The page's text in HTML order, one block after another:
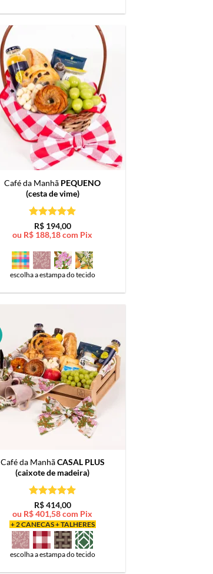
Café da Manhã PEQUENO
(cesta de vime)
Avaliação5
de 5
R$194,00
ou R$ 188,18com Pix
escolha a estampa do tecido
Café da ManhãCASAL PLUS
(caixote de madeira)
Avaliação5
de 5
R$414,00
ou R$401,58com Pix
+ 2 CANECAS + TALHERES
escolha a estampa do tecido